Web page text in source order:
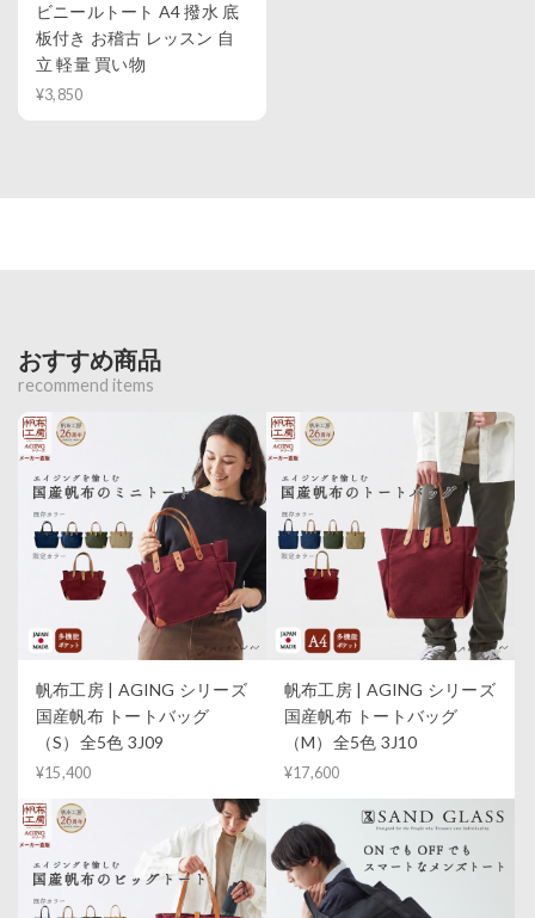
ビニールトート A4 撥水 底
板付き お稽古 レッスン 自
立 軽量 買い物
¥3,850
おすすめ商品
recommend items
帆布工房 | AGING シリーズ
国産帆布 トートバッグ
（S）全5色 3J09
¥15,400
帆布工房 | AGING シリーズ
国産帆布 トートバッグ
（M）全5色 3J10
¥17,600